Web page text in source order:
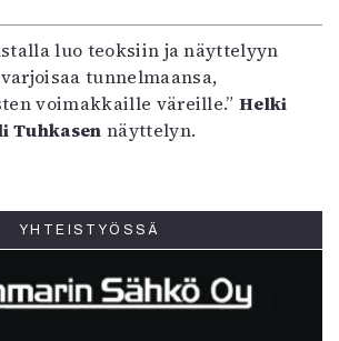
luo teoksiin ja näyttelyyn
tunnelmaansa,
voimakkaille väreille.”Helki
Tuhkasen näyttelyn.
YHTEISTYÖSSÄ